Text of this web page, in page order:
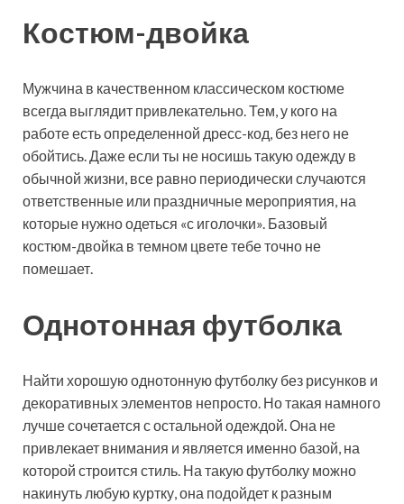
Костюм-двойка
Мужчина в качественном классическом костюме
всегда выглядит привлекательно. Тем, у кого на
работе есть определенной дресс-код, без него не
обойтись. Даже если ты не носишь такую одежду в
обычной жизни, все равно периодически случаются
ответственные или праздничные мероприятия, на
которые нужно одеться «с иголочки». Базовый
костюм-двойка в темном цвете тебе точно не
помешает.
Однотонная футболка
Найти хорошую однотонную футболку без рисунков и
декоративных элементов непросто. Но такая намного
лучше сочетается с остальной одеждой. Она не
привлекает внимания и является именно базой, на
которой строится стиль. На такую футболку можно
накинуть любую куртку, она подойдет к разным